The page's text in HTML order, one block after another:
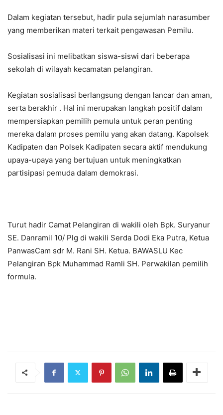
Dalam kegiatan tersebut, hadir pula sejumlah narasumber
yang memberikan materi terkait pengawasan Pemilu.
Sosialisasi ini melibatkan siswa-siswi dari beberapa
sekolah di wilayah kecamatan pelangiran.
Kegiatan sosialisasi berlangsung dengan lancar dan aman,
serta berakhir . Hal ini merupakan langkah positif dalam
mempersiapkan pemilih pemula untuk peran penting
mereka dalam proses pemilu yang akan datang. Kapolsek
Kadipaten dan Polsek Kadipaten secara aktif mendukung
upaya-upaya yang bertujuan untuk meningkatkan
partisipasi pemuda dalam demokrasi.
Turut hadir Camat Pelangiran di wakili oleh Bpk. Suryanur
SE. Danramil 10/ Plg di wakili Serda Dodi Eka Putra, Ketua
PanwasCam sdr M. Rani SH. Ketua. BAWASLU Kec
Pelangiran Bpk Muhammad Ramli SH. Perwakilan pemilih
formula.